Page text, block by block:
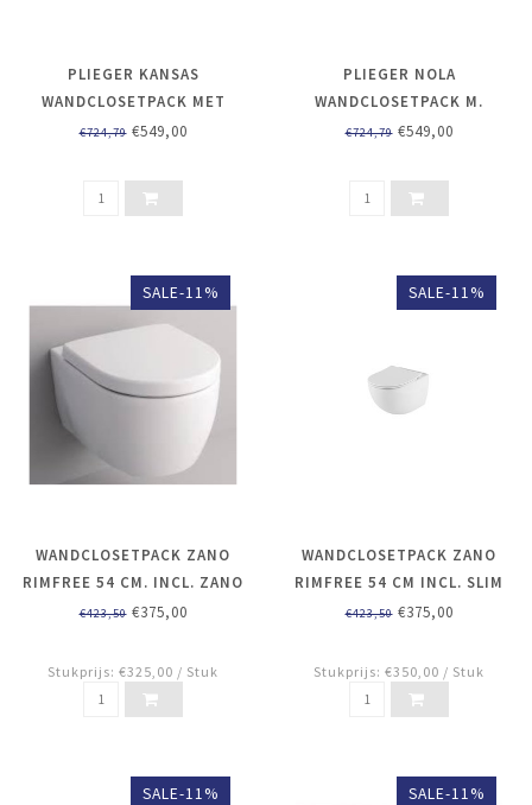
PLIEGER KANSAS
WANDCLOSETPACK MET
WANDCLOSET EN ZITTING
€724,79€549,00
PLIEGER NOLA
WANDCLOSETPACK M.
WANDCLOSET DIEPSPOEL
35.9X49CM M.
CLOSETZITTING M.
€724,79€549,00
SALE-11%
WANDCLOSETPACK ZANO
RIMFREE 54 CM. INCL. ZANO
SOFTCLOSE ZITTING
€423,50€375,00
Stukprijs: €325,00 / Stuk
SALE-11%
WANDCLOSETPACK ZANO
RIMFREE 54 CM INCL. SLIM
SOFTCLOSE ZITTING
€423,50€375,00
Stukprijs: €350,00 / Stuk
SALE-11% SALE-11%